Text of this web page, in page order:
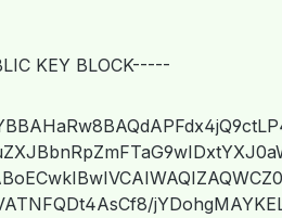
KEY BLOCK-----